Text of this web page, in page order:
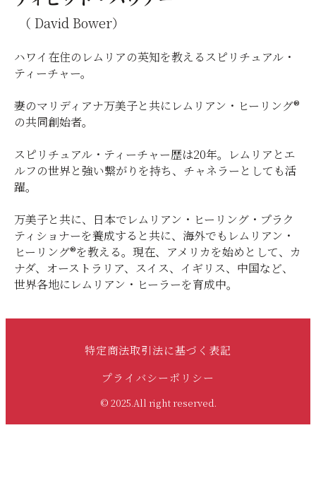
（ David Bower）
ハワイ在住のレムリアの英知を教えるスピリチュアル・
ティーチャー。
妻のマリディアナ万美子と共にレムリアン・ヒーリング®
の共同創始者。
スピリチュアル・ティーチャー歴は20年。レムリアとエ
ルフの世界と強い繋がりを持ち、チャネラーとしても活
躍。
万美子と共に、日本でレムリアン・ヒーリング・プラク
ティショナーを養成すると共に、海外でもレムリアン・
ヒーリング®を教える。現在、アメリカを始めとして、カ
ナダ、オーストラリア、スイス、イギリス、中国など、
世界各地にレムリアン・ヒーラーを育成中。
特定商法取引法に基づく表記
プライバシーポリシー
© 2025.All right reserved.